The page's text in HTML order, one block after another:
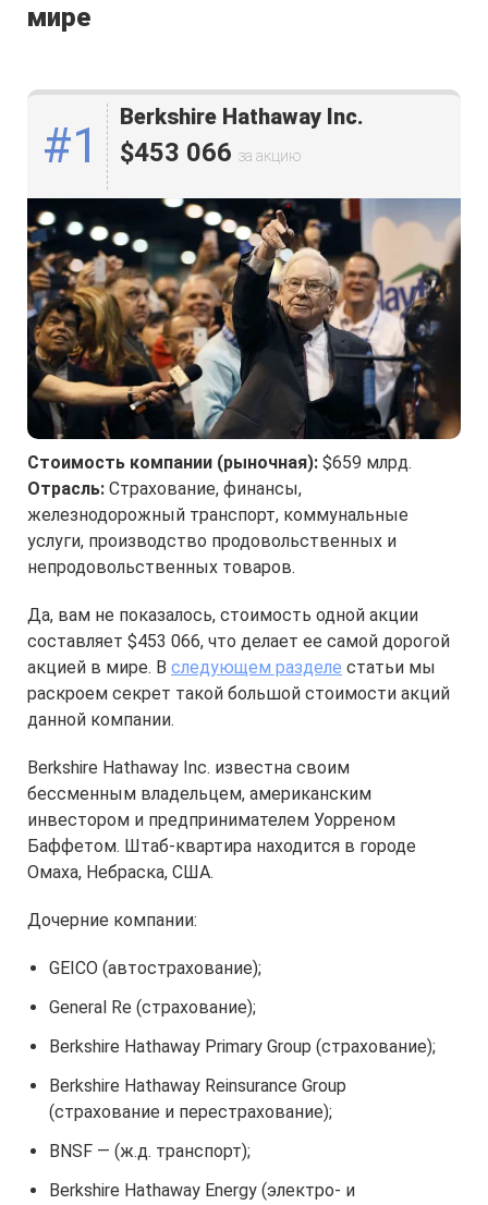
мире
#1
Berkshire Hathaway Inc.
$453 066 за акцию
Стоимость компании (рыночная): $659 млрд.
Отрасль: Страхование, финансы,
железнодорожный транспорт, коммунальные
услуги, производство продовольственных и
непродовольственных товаров.
Да, вам не показалось, стоимость одной акции
составляет $453 066, что делает ее самой дорогой
акцией в мире. В следующем разделе статьи мы
раскроем секрет такой большой стоимости акций
данной компании.
Berkshire Hathaway Inc. известна своим
бессменным владельцем, американским
инвестором и предпринимателем Уорреном
Баффетом. Штаб-квартира находится в городе
Омаха, Небраска, США.
Дочерние компании:
GEICO (автострахование);
General Re (страхование);
Berkshire Hathaway Primary Group (страхование);
Berkshire Hathaway Reinsurance Group
(страхование и перестрахование);
BNSF — (ж.д. транспорт);
Berkshire Hathaway Energy (электро- и